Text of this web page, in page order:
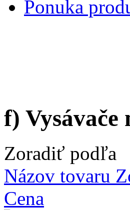
Ponuka
f) Vysávače
Zoradiť podľa
Názov tovaru
Cena